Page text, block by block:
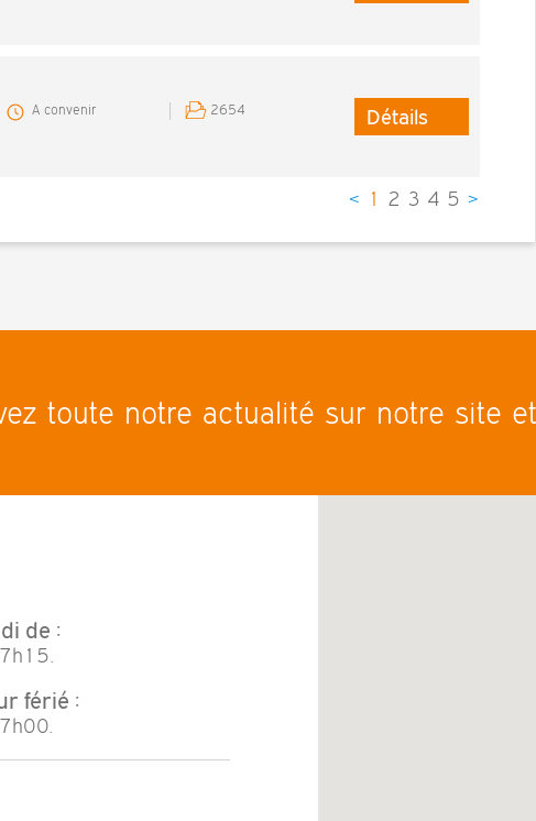
A convenir 2654 Détails
< 1 2 3 4 5 >
toute notre actualité sur notre site
de :
férié :